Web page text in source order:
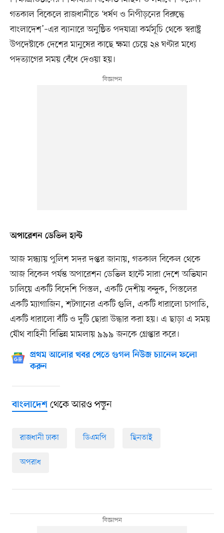
গতকাল বিকেলে রাজধানীতে ‘ধর্ষণ ও নিপীড়নের বিরুদ্ধে
বাংলাদেশ’–এর ব্যানারে অনুষ্ঠিত পদযাত্রা কর্মসূচি থেকে স্বরাষ্ট্র
উপদেষ্টাকে দেশের মানুষের কাছে ক্ষমা চেয়ে ২৪ ঘণ্টার মধ্যে
পদত্যাগের সময় বেঁধে দেওয়া হয়।
অপারেশন ডেভিল হান্ট
আজ সন্ধ্যায় পুলিশ সদর দপ্তর জানায়, গতকাল বিকেল থেকে
আজ বিকেল পর্যন্ত অপারেশন ডেভিল হান্টে সারা দেশে অভিযান
চালিয়ে একটি বিদেশি পিস্তল, একটি দেশীয় বন্দুক, পিস্তলের
একটি ম্যাগাজিন, শটগানের একটি গুলি, একটি ধারালো চাপাতি,
একটি ধারালো বঁটি ও দুটি ছোরা উদ্ধার করা হয়। এ ছাড়া এ সময়
যৌথ বাহিনী বিভিন্ন মামলায় ৯৯৯ জনকে গ্রেপ্তার কর‍ে।
প্রথম আলোর খবর পেতে গুগল নিউজ চ্যানেল ফলো
করুন
বাংলাদেশথেকে আরও পড়ুন
রাজধানী ঢাকা ডিএমপি ছিনতাই
অপরাধ